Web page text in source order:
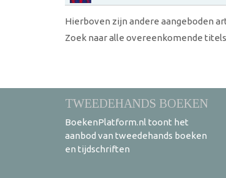
Hierboven zijn andere aangeboden
Zoek naar alle overeenkomende
TWEEDEHANDS BOEKEN
BoekenPlatform.nl toont het
aanbod van tweedehands boeken
en tijdschriften